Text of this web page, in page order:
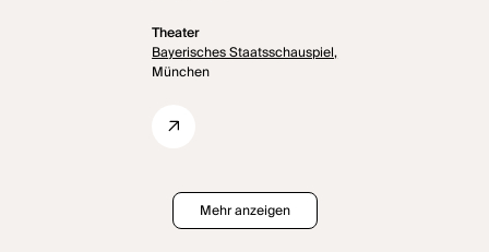
Theater
Bayerisches Staatsschauspiel,
München
Mehr anzeigen